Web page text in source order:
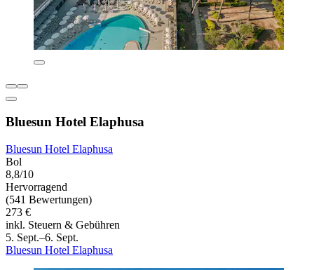
Bluesun Hotel Elaphusa
Bluesun Hotel Elaphusa
Bol
8,8/10
Hervorragend
(541 Bewertungen)
273 €
inkl. Steuern & Gebühren
5. Sept.–6. Sept.
Bluesun Hotel Elaphusa